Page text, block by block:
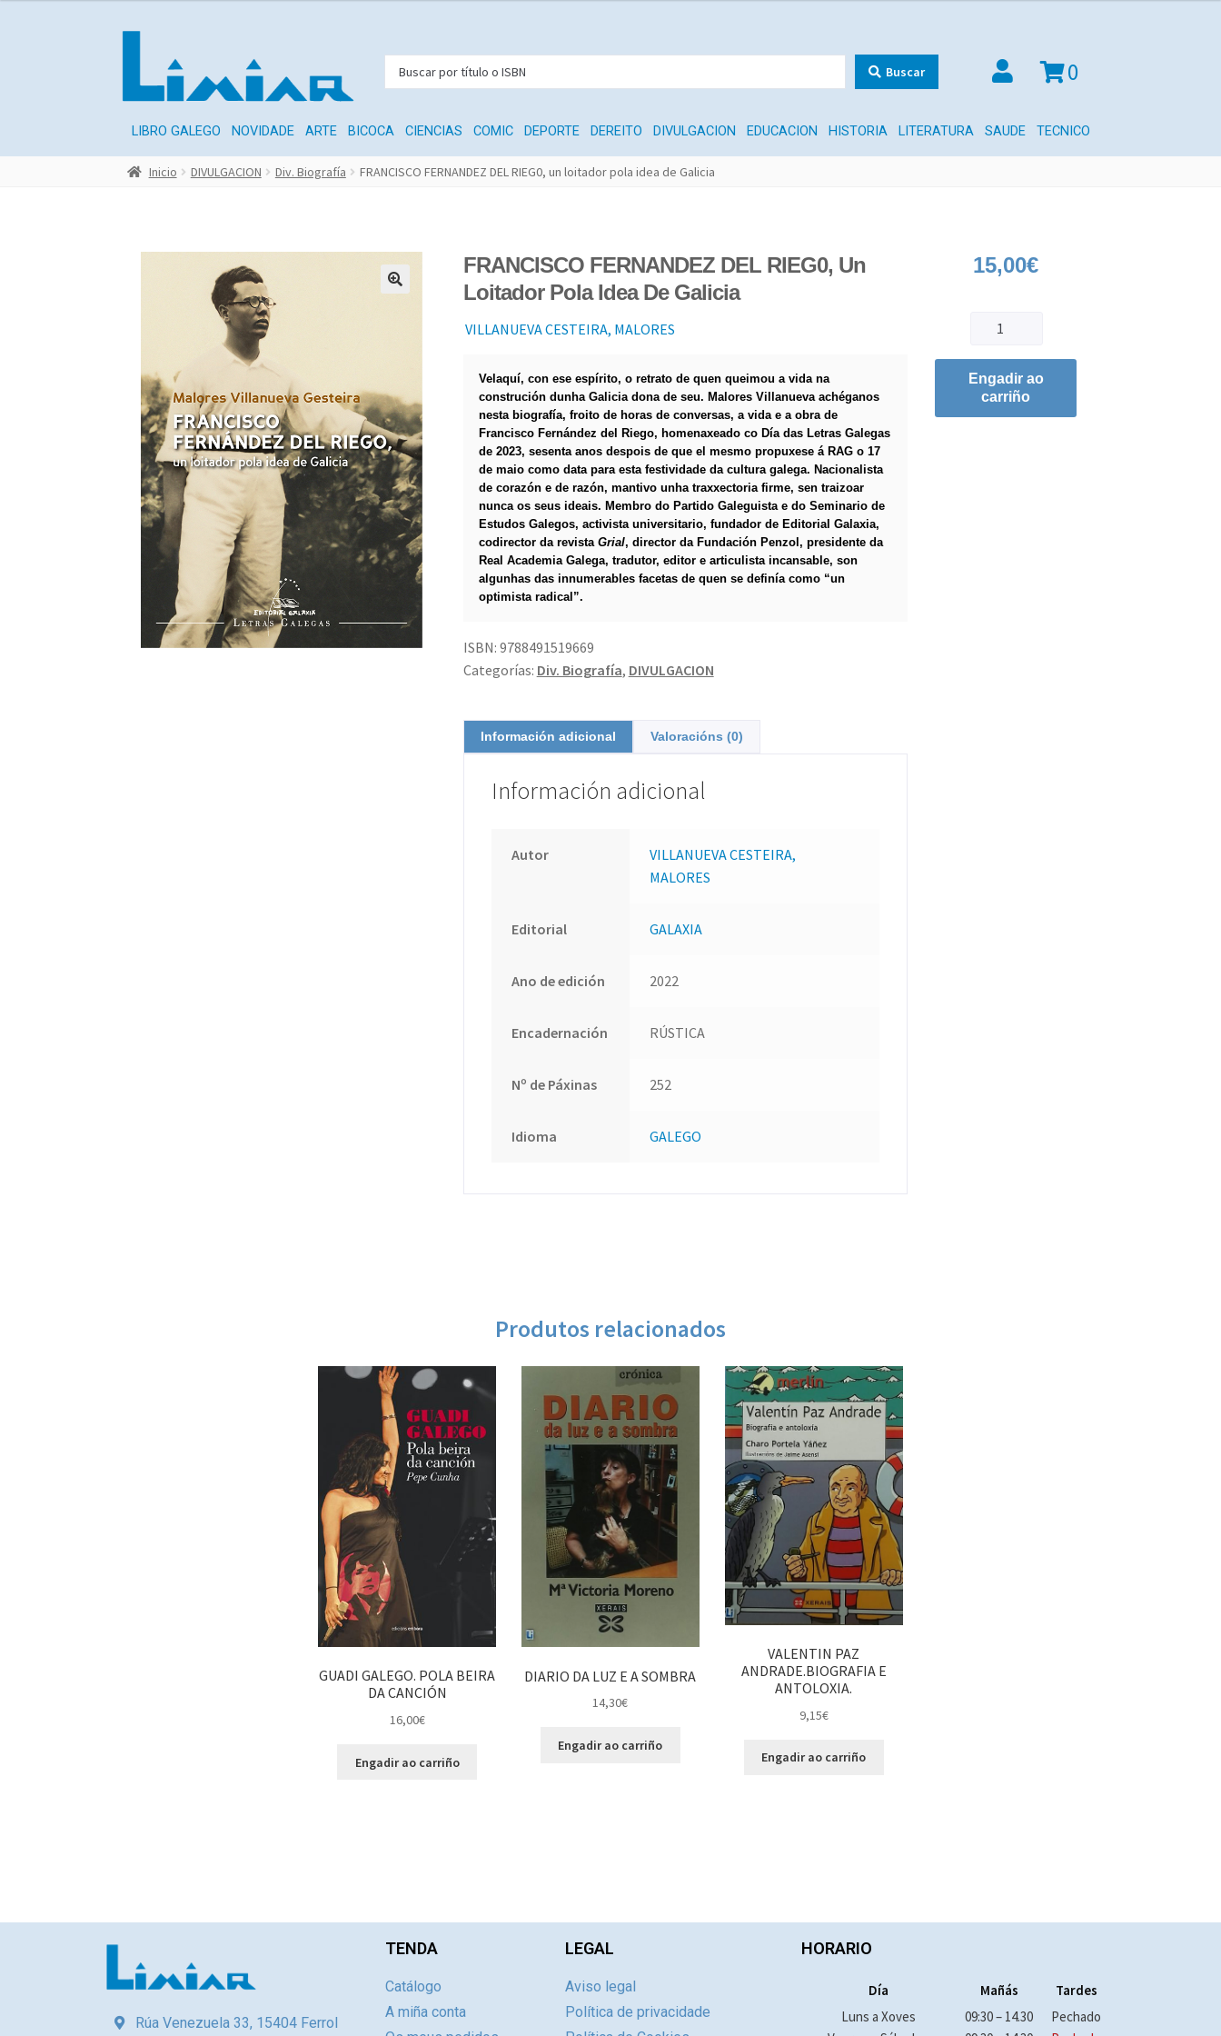
Buscar 0
LIBRO GALEGO NOVIDADE ARTE BICOCA CIENCIAS COMIC DEPORTE DEREITO DIVULGACION EDUCACION HISTORIA LITERATURA SAUDE TECNICO
Inicio DIVULGACION Div. Biografía FRANCISCO FERNANDEZ DEL RIEG0, un loitador pola idea de Galicia
FRANCISCO FERNANDEZ DEL RIEG0, Un
Loitador Pola Idea De Galicia
VILLANUEVA CESTEIRA, MALORES
Velaquí, con ese espírito, o retrato de quen queimou a vida na
construción dunha Galicia dona de seu. Malores Villanueva achéganos
nesta biografía, froito de horas de conversas, a vida e a obra de
Francisco Fernández del Riego, homenaxeado co Día das Letras Galegas
de 2023, sesenta anos despois de que el mesmo propuxese á RAG o 17
de maio como data para esta festividade da cultura galega. Nacionalista
de corazón e de razón, mantivo unha trax­xectoria firme, sen traizoar
nunca os seus ideais. Membro do Partido Galeguista e do Seminario de
Estudos Galegos, activista universitario, fundador de Editorial Galaxia,
codirector da revista Grial, director da Fundación Penzol, presidente da
Real Academia Galega, tradutor, editor e articulista incansable, son
algunhas das innumerables facetas de quen se definía como “un
optimista radical”.
ISBN: 9788491519669
Categorías: Div. Biografía, DIVULGACION
Información adicional Valoracións (0)
Información adicional
Autor
VILLANUEVA CESTEIRA,
MALORES
Editorial GALAXIA
Ano de edición 2022
Encadernación RÚSTICA
Nº de Páxinas 252
Idioma GALEGO
15,00€
Engadir ao
carriño
Produtos relacionados
GUADI GALEGO. POLA BEIRA
DA CANCIÓN
16,00€
Engadir ao carriño
DIARIO DA LUZ E A SOMBRA
14,30€
Engadir ao carriño
VALENTIN PAZ
ANDRADE.BIOGRAFIA E
ANTOLOXIA.
9,15€
Engadir ao carriño
Rúa Venezuela 33, 15404 Ferrol
TENDA
Catálogo
A miña conta
LEGAL
Aviso legal
Política de privacidade
HORARIO
Día Mañás
Tardes
Luns a Xoves
09:30 – 14.30
Pechado